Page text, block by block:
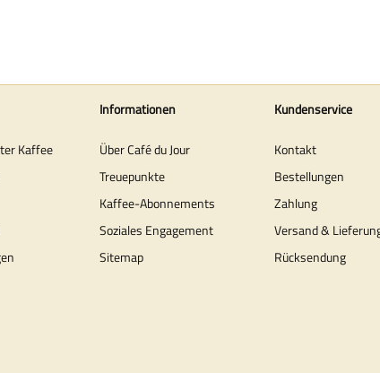
Kaffee
Informationen
Über Café du Jour
Treuepunkte
Kaffee-Abonnements
Soziales Engagement
Sitemap
Kundenservice
Kontakt
Bestellungen
Zahlung
Versand &
Rücksendung